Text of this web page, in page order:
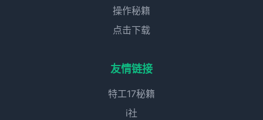
操作秘籍
点击下载
友情链接
特工17秘籍
i社